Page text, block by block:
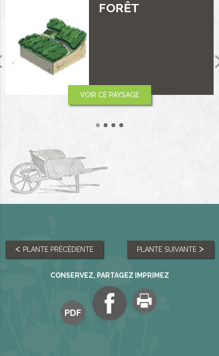
PLAINE ET
VOIR CE PAYSAGE
‹
PLANTE PRÉCÉDENTE PLANTE SUIVANTE
CONSERVEZ, PARTAGEZ IMPRIMEZ
PDF